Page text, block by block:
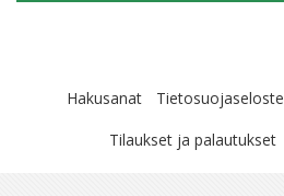
Hakusanat Tietosuojaseloste
Tilaukset ja palautukset